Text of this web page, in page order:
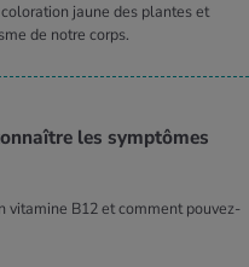
jaune des plantes et
de notre corps.
les symp­tômes
vitamine B12 et comment pouvez-